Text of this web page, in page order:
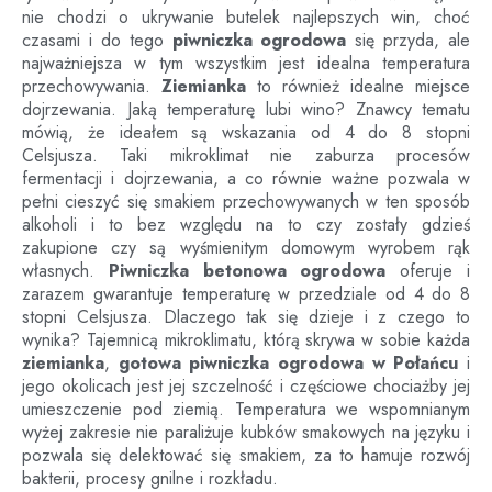
nie chodzi o ukrywanie butelek najlepszych win, choć
czasami i do tego piwniczka ogrodowa się przyda, ale
najważniejsza w tym wszystkim jest idealna temperatura
przechowywania. Ziemianka to również idealne miejsce
dojrzewania. Jaką temperaturę lubi wino? Znawcy tematu
mówią, że ideałem są wskazania od 4 do 8 stopni
Celsjusza. Taki mikroklimat nie zaburza procesów
fermentacji i dojrzewania, a co równie ważne pozwala w
pełni cieszyć się smakiem przechowywanych w ten sposób
alkoholi i to bez względu na to czy zostały gdzieś
zakupione czy są wyśmienitym domowym wyrobem rąk
własnych. Piwniczka betonowa ogrodowa oferuje i
zarazem gwarantuje temperaturę w przedziale od 4 do 8
stopni Celsjusza. Dlaczego tak się dzieje i z czego to
wynika? Tajemnicą mikroklimatu, którą skrywa w sobie każda
ziemianka, gotowa piwniczka ogrodowa w Połańcui
jego okolicach jest jej szczelność i częściowe chociażby jej
umieszczenie pod ziemią. Temperatura we wspomnianym
wyżej zakresie nie paraliżuje kubków smakowych na języku i
pozwala się delektować się smakiem, za to hamuje rozwój
bakterii, procesy gnilne i rozkładu.